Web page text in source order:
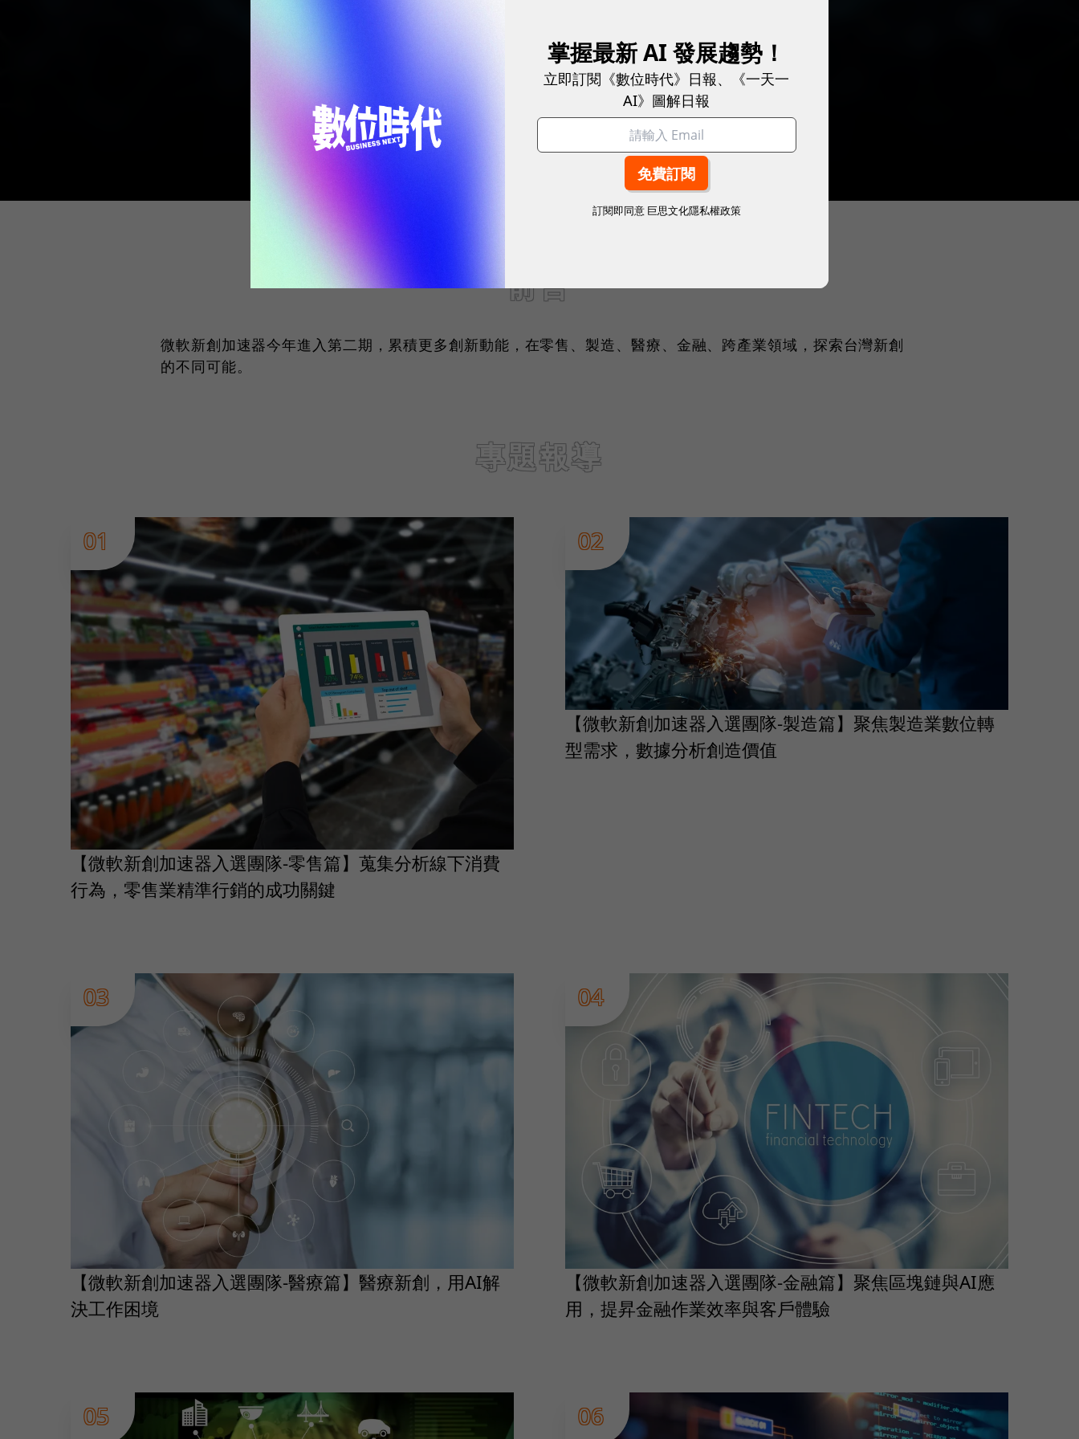
前言
微軟新創加速器今年進入第二期，累積更多創新動能，在零售、製造、醫療、金融、跨產業領域，探索台灣新創
的不同可能。
專題報導
01
【微軟新創加速器入選團隊-零售篇】蒐集分析線下消費
行為，零售業精準行銷的成功關鍵
02
【微軟新創加速器入選團隊-製造篇】聚焦製造業數位轉
型需求，數據分析創造價值
03
【微軟新創加速器入選團隊-醫療篇】醫療新創，用AI解
決工作困境
04
【微軟新創加速器入選團隊-金融篇】聚焦區塊鏈與AI應
用，提昇金融作業效率與客戶體驗
05 06
掌握最新 AI 發展趨勢！
立即訂閱《數位時代》日報、《一天一
AI》圖解日報
訂閱即同意 巨思文化隱私權政策